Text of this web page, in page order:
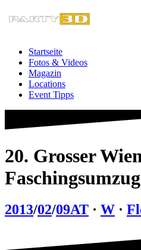
Inhalt
Startseite
Fotos & Videos
Magazin
Locations
Event Tipps
20. Grosser
2013/02/09AT · W ·